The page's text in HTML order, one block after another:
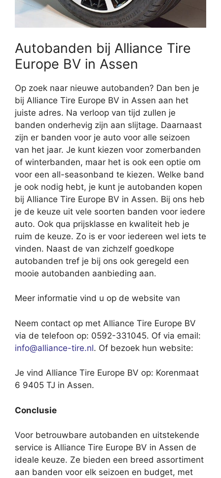
Autobanden bij Alliance Tire
Europe BV in Assen
Op zoek naar nieuwe autobanden? Dan ben je
bij Alliance Tire Europe BV in Assen aan het
juiste adres. Na verloop van tijd zullen je
banden onderhevig zijn aan slijtage. Daarnaast
zijn er banden voor je auto voor alle seizoen
van het jaar. Je kunt kiezen voor zomerbanden
of winterbanden, maar het is ook een optie om
voor een all-seasonband te kiezen. Welke band
je ook nodig hebt, je kunt je autobanden kopen
bij Alliance Tire Europe BV in Assen. Bij ons heb
je de keuze uit vele soorten banden voor iedere
auto. Ook qua prijsklasse en kwaliteit heb je
ruim de keuze. Zo is er voor iedereen wel iets te
vinden. Naast de van zichzelf goedkope
autobanden tref je bij ons ook geregeld een
mooie autobanden aanbieding aan.
Meer informatie vind u op de website van
Neem contact op met Alliance Tire Europe BV
via de telefoon op: 0592-331045. Of via email:
info@alliance-tire.nl. Of bezoek hun website:
Je vind Alliance Tire Europe BV op: Korenmaat
6 9405 TJ in Assen.
Conclusie
Voor betrouwbare autobanden en uitstekende
service is Alliance Tire Europe BV in Assen de
ideale keuze. Ze bieden een breed assortiment
aan banden voor elk seizoen en budget, met